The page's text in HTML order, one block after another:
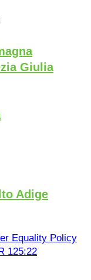
Giulia
Adige
Equality Policy
125:22